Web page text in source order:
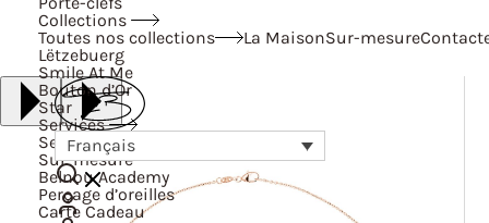
Collections
Toutes nos collections
Lëtzebuerg
Smile At Me
Bouton d’Or
Star
Services
Services
Sur-mesure
Belnou Academy
Perçage d’oreilles
Carte Cadeau
La MaisonSur-mesure
Français